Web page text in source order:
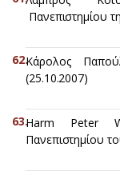
Πανεπιστημίου
Κάρολος
(25.10.2007)
Harm Peter
Πανεπιστημίου